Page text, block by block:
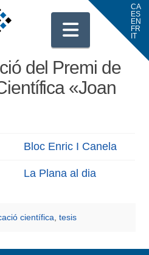
del Premi de
«Joan
Bloc Enric I Canela
La Plana al dia
científica ,tesis